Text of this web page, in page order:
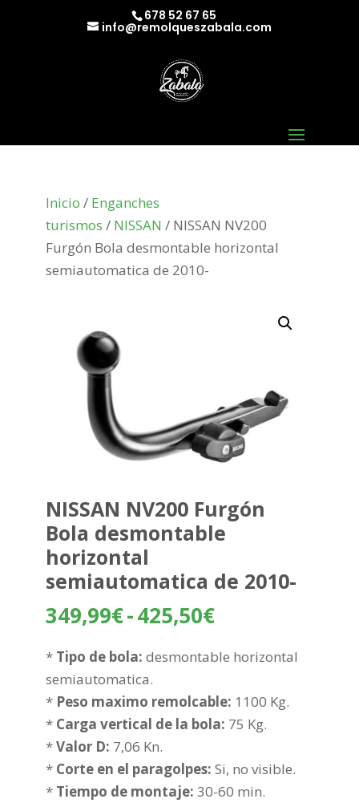
678 52 67 65
info@remolqueszabala.com
Inicio / Enganches
turismos / NISSAN / NISSAN NV200
Furgón Bola desmontable horizontal
semiautomatica de 2010-
NISSAN NV200 Furgón
Bola desmontable
horizontal
semiautomatica de 2010-
349,99€-425,50€Rango
precios:
349,99€
hasta
* Tipo de bola: desmontable horizontal
semiautomatica.
* Peso maximo remolcable: 1100 Kg.
* Carga vertical de la bola: 75 Kg.
*Valor D: 7,06 Kn.
* Corte en el paragolpes: Si, no visible.
* Tiempo de montaje: 30-60 min.